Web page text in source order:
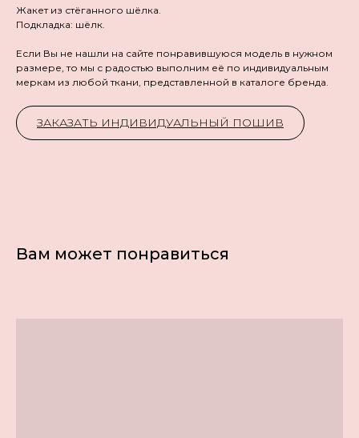
Жакет из стёганного шёлка.
Подкладка: шёлк.
Если Вы не нашли на сайте понравившуюся модель в нужном
размере, то мы с радостью выполним её по индивидуальным
меркам из любой ткани, представленной в каталоге бренда.
ЗАКАЗАТЬ ИНДИВИДУАЛЬНЫЙ ПОШИВ
Вам может понравиться